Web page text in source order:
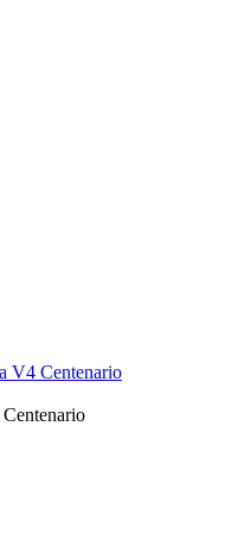
V4 Centenario